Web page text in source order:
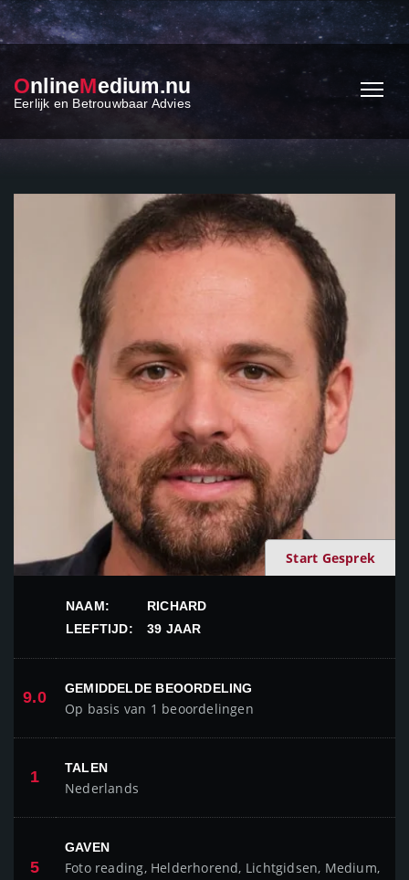
OnlineMedium.nu
Eerlijk en Betrouwbaar Advies
Start Gesprek
NAAM:
RICHARD
LEEFTIJD:
39 JAAR
9.0 GEMIDDELDE BEOORDELING
Op basis van 1 beoordelingen
1 TALEN
Nederlands
5
GAVEN
Foto reading, Helderhorend, Lichtgidsen, Medium,